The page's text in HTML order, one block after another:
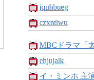
jquhbueg
czxntiwu
MBCドラマ「
ehjujalk
イ・ミンホ 主